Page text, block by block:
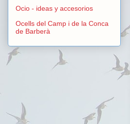
Ocio - ideas y accesorios
Ocells del Camp i de la Conca
de Barberà